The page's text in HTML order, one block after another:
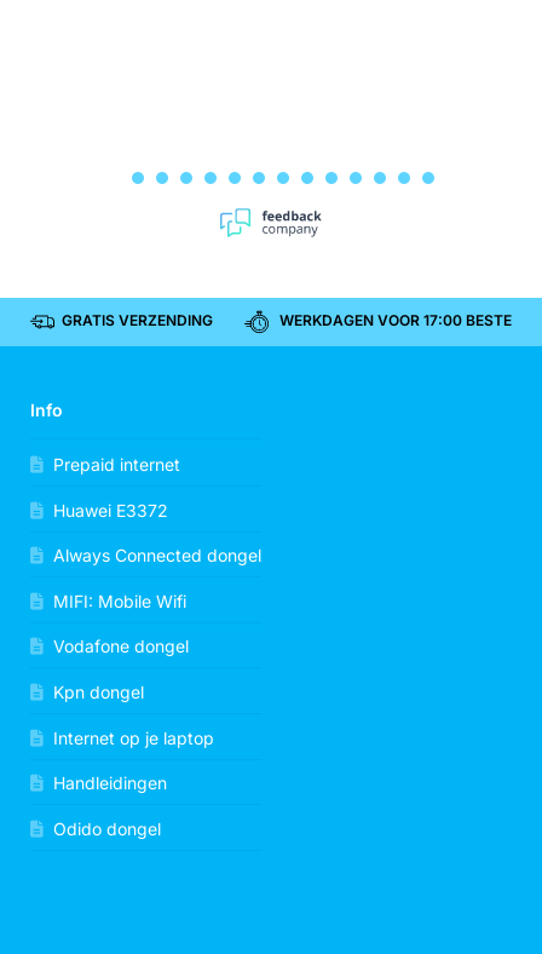
GRATIS VERZENDING WERKDAGEN VOOR 17:00 BESTELD,
Info
Prepaid internet
Huawei E3372
Always Connected dongel
MIFI: Mobile Wifi
Vodafone dongel
Kpn dongel
Internet op je laptop
Handleidingen
Odido dongel